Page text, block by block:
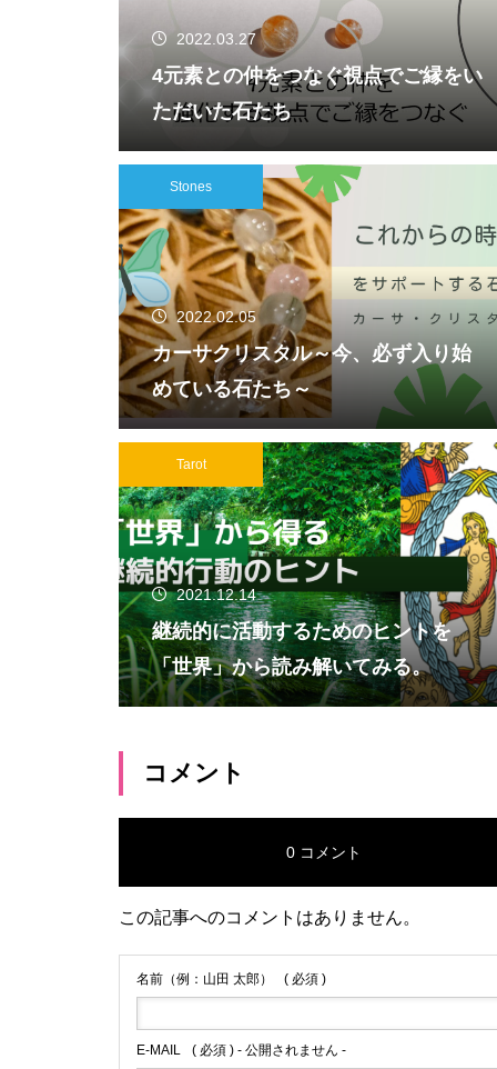
2022.03.27
4元素との仲をつなぐ視点でご縁をい
ただいた石たち
Stones
2022.02.05
カーサクリスタル～今、必ず入り始
めている石たち～
Tarot
2021.12.14
継続的に活動するためのヒントを
「世界」から読み解いてみる。
コメント
0 コメント
この記事へのコメントはありません。
名前（例：山田 太郎） ( 必須 )
E-MAIL ( 必須 ) - 公開されません -